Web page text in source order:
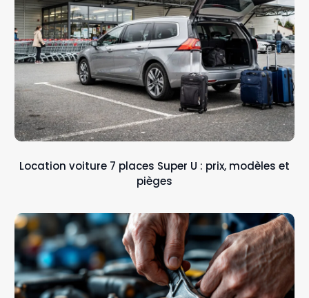
Location voiture 7 places Super U : prix, modèles et
pièges